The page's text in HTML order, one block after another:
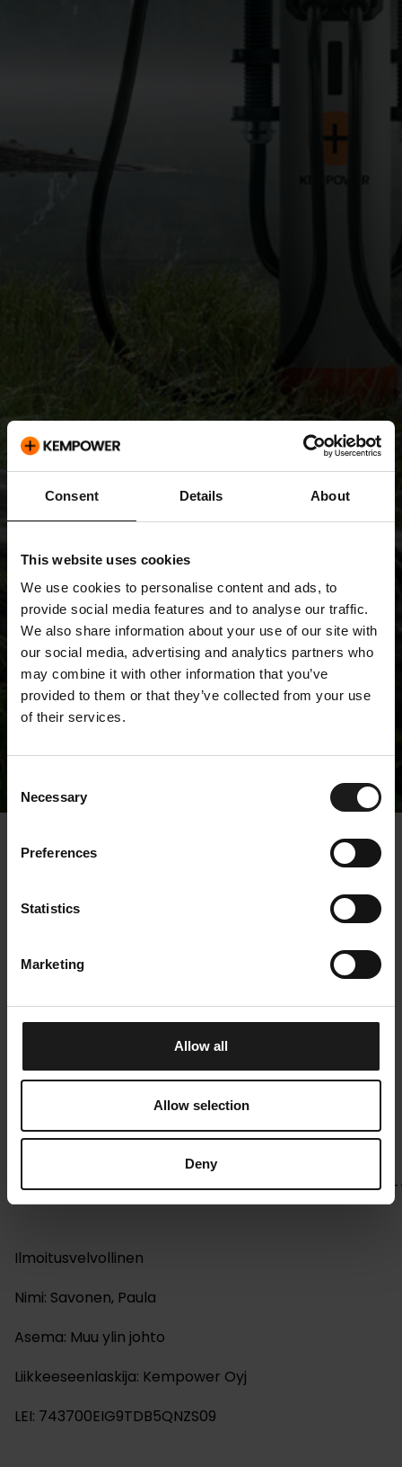
Consent Details About
This website uses cookies
We use cookies to personalise content and ads, to
provide social media features and to analyse our traffic.
We also share information about your use of our site with
our social media, advertising and analytics partners who
may combine it with other information that you’ve
provided to them or that they’ve collected from your use
of their services.
Selection
Necessary
Preferences
Statistics
Marketing
Allow all
Allow selection
Deny
Tiedotteet
« Tiedotteet
Kempower Oyj –
Johdon liiketoimet –
Savonen
19.2.2024 13:00:04 EET | Kempower Oyj |
Johtohenkilöiden liiketoimet
Kempower Oyj – Johdon liiketoimet – Savonen
Ilmoitusvelvollinen
Nimi: Savonen, Paula
Asema: Muu ylin johto
Liikkeeseenlaskija: Kempower Oyj
LEI: 743700EIG9TDB5QNZS09